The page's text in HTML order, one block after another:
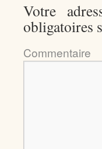
Votre
obligatoires